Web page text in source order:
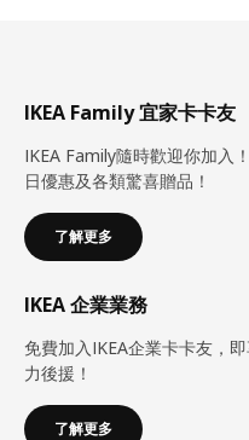
IKEA Family 宜家卡卡友
IKEA Family隨時歡迎你加入
日優惠及各類驚喜贈品！
了解更多
IKEA 企業業務
免費加入IKEA企業卡卡友，
力後援！
了解更多